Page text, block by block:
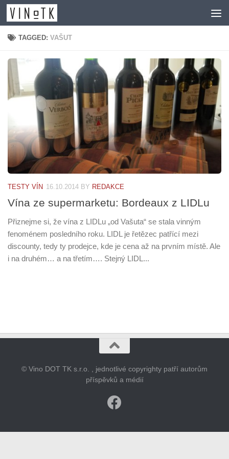
Skip to content
TAGGED:VAŠUT
TESTY VÍN 16.10.2014 BY REDAKCE
Vína ze supermarketu: Bordeaux z LIDLu
Přiznejme si, že vína z LIDLu „od Vašuta“ se stala vinným
fenoménem posledního roku. LIDL je řetězec patřící mezi
discounty, tedy ty prodejce, kde je cena až na prvním místě. Ale
i na druhém… a na třetím…. Stejný LIDL...
© Vino DOT TK s.r.o. , jednotlivé copyrighty patří autorům
příspěvků a médií